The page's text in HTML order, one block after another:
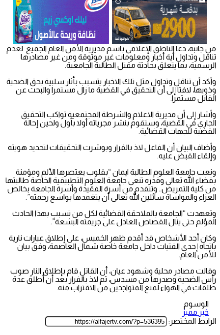
من جانبه، دعا الناطق الإعلامي باسم مديرية الأمن العام الجميع لعدم
تناقل وتداول أية أخبار ومعلومات غير موثوقة ومن غير مصادرها
الرسمية، بما يتعلق بحادثة مقتل الطالبة الجامعية.
وأكد أن تناقل وتداول مثل تلك الاخبار يتسبب بأثار سلبية بحق الضحية
وذويها، لافتا إلى أن التحقيق في القضية ما زال مستمرا والبحث عن
القاتل مستمرا.
وأشار إلى أن مديرية الاعلام والشرطة المجتمعية تواكب التحقيق
الجاري في القضية، وستقوم بنشر مجرياته أولا بأول ولحين إحالة
القضية للجهات القضائية.
وأضاف البيان أن الفاعل لاذ بالفرار وبوشرت التحقيقات لتحديد هويته
وإلقاء القبض عليه.
ونعت جامعة العلوم الطالبة ايمان “بقلوب يعتصرها الألم ومؤمنة
بقضاء الله تعالى وقدره تنعى جامعة العلوم التطبيقية الخاصة طالبتها
من كلية التمريض.. وتتقدم من أسرة الفقيدة وأسرة الجامعة بخالص
العزاء والمواساة سائلين الله تعالى أن يتغمدها بواسع رحمته”.
وتعهدت “الجامعة بالملاحقة القضائية لكل من تسبب بهذا الحادث
المؤلم حتى ينال القصاص العادل على جريمته البشعة”.
وكان أحد الأشخاص قد أقدم ظهر الخميس، على إطلاق عيارات نارية
باتجاه إحدى الفتيات داخل جامعة خاصة شمال العاصمة، وفق بيان
للأمن العام.
وقالت مصادر محلية وشهود عيان، أن القاتل قام بإطلاق النار صوب
رأس الضحية وصدرها من مسدس، ثم لاذ بالفرار بعد أن أطلق عدة
طلقات في الهواء لمنع المتواجدين من الاقتراب منه.
الوسوم
خبر مميز
الرابط المختصر: